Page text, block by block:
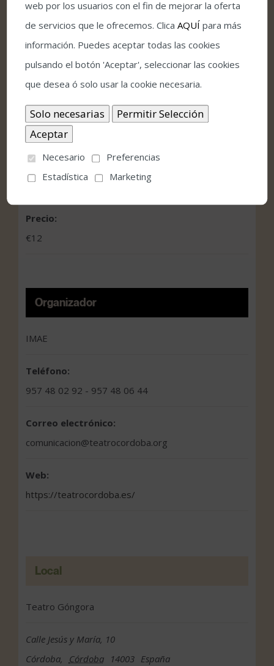
Condiciones de venta y acceso
Detalles
Fecha:
julio 14, 2021
Hora:
20:30
Precio:
€12
Organizador
IMAE
Teléfono:
957 48 02 92 - 957 48 06 44
Correo electrónico:
comunicacion@teatrocordoba.org
Web:
https://teatrocordoba.es/
Local
Teatro Góngora
Calle Jesús y María, 10
Córdoba, Córdoba 14003 España
web por los usuarios con el fin de mejorar la oferta
de servicios que le ofrecemos. ClicaAQUÍ para más
información. Puedes aceptar todas las cookies
pulsando el botón 'Aceptar', seleccionar las cookies
que desea ó solo usar la cookie necesaria.
Necesario
Preferencias
Estadística
Marketing